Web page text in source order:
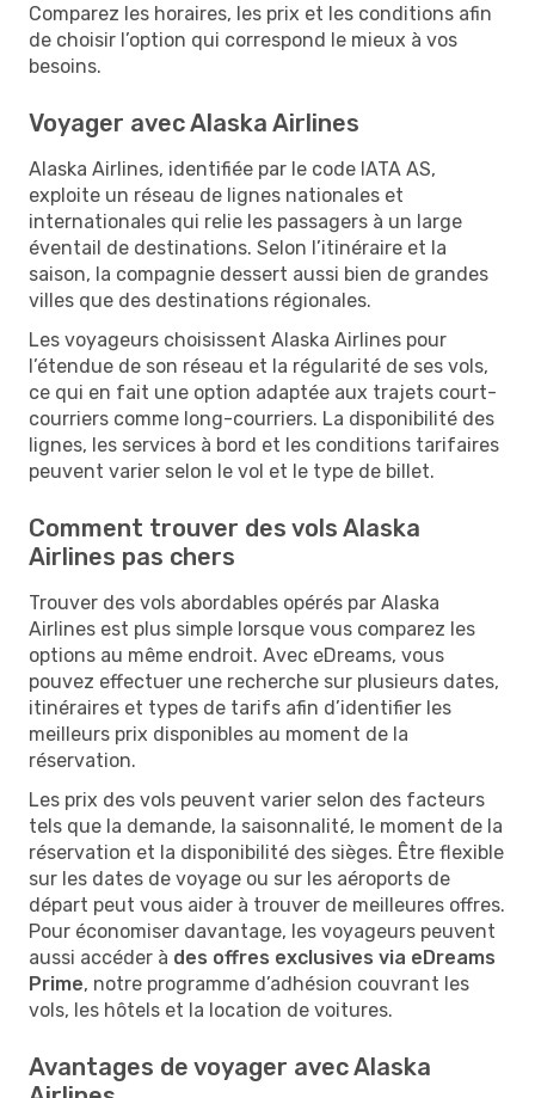
Comparez les horaires, les prix et les conditions afin
de choisir l’option qui correspond le mieux à vos
besoins.
Voyager avec Alaska Airlines
Alaska Airlines, identifiée par le code IATA AS,
exploite un réseau de lignes nationales et
internationales qui relie les passagers à un large
éventail de destinations. Selon l’itinéraire et la
saison, la compagnie dessert aussi bien de grandes
villes que des destinations régionales.
Les voyageurs choisissent Alaska Airlines pour
l’étendue de son réseau et la régularité de ses vols,
ce qui en fait une option adaptée aux trajets court-
courriers comme long-courriers. La disponibilité des
lignes, les services à bord et les conditions tarifaires
peuvent varier selon le vol et le type de billet.
Comment trouver des vols Alaska
Airlines pas chers
Trouver des vols abordables opérés par Alaska
Airlines est plus simple lorsque vous comparez les
options au même endroit. Avec eDreams, vous
pouvez effectuer une recherche sur plusieurs dates,
itinéraires et types de tarifs afin d’identifier les
meilleurs prix disponibles au moment de la
réservation.
Les prix des vols peuvent varier selon des facteurs
tels que la demande, la saisonnalité, le moment de la
réservation et la disponibilité des sièges. Être flexible
sur les dates de voyage ou sur les aéroports de
départ peut vous aider à trouver de meilleures offres.
Pour économiser davantage, les voyageurs peuvent
aussi accéder à des offres exclusives via eDreams
Prime, notre programme d’adhésion couvrant les
vols, les hôtels et la location de voitures.
Avantages de voyager avec Alaska